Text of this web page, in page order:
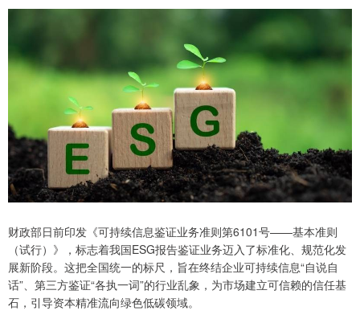
财政部日前印发《可持续信息鉴证业务准则第6101号——基本准则
（试行）》，标志着我国ESG报告鉴证业务迈入了标准化、规范化发
展新阶段。这把全国统一的标尺，旨在终结企业可持续信息“自说自
话”、第三方鉴证“各执一词”的行业乱象，为市场建立可信赖的信任基
石，引导资本精准流向绿色低碳领域。